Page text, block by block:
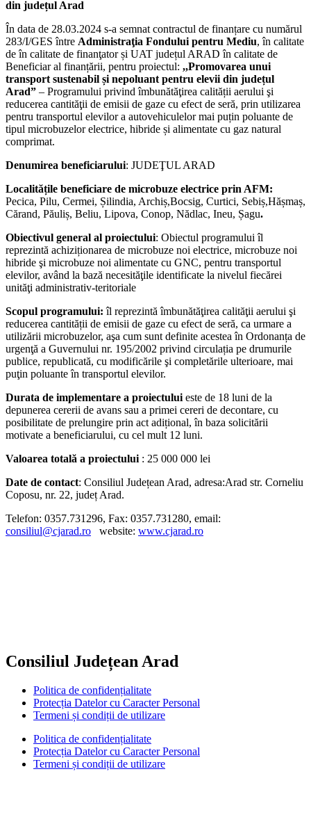
din județul Arad
În data de 28.03.2024 s-a semnat contractul de finanțare cu numărul
283/I/GES între Administraţia Fondului pentru Mediu, în calitate
de în calitate de finanţator și UAT județul ARAD în calitate de
Beneficiar al finanțării, pentru proiectul: ,,Promovarea unui
transport sustenabil și nepoluant pentru elevii din județul
Arad” – Programului privind îmbunătăţirea calității aerului şi
reducerea cantităţii de emisii de gaze cu efect de seră, prin utilizarea
pentru transportul elevilor a autovehiculelor mai puțin poluante de
tipul microbuzelor electrice, hibride și alimentate cu gaz natural
comprimat.
Denumirea beneficiarului: JUDEŢUL ARAD
Localitățile beneficiare de microbuze electrice prin AFM:
Pecica, Pilu, Cermei, Șilindia, Archiș,Bocsig, Curtici, Sebiș,Hășmaș,
Cărand, Păuliș, Beliu, Lipova, Conop, Nădlac, Ineu, Șagu.
Obiectivul general al proiectului: Obiectul programului îl
reprezintă achiziționarea de microbuze noi electrice, microbuze noi
hibride şi microbuze noi alimentate cu GNC, pentru transportul
elevilor, având la bază necesităţile identificate la nivelul fiecărei
unităţi administrativ-teritoriale
Scopul programului: îl reprezintă îmbunătăţirea calităţii aerului şi
reducerea cantității de emisii de gaze cu efect de seră, ca urmare a
utilizării microbuzelor, aşa cum sunt definite acestea în Ordonanța de
urgenţă a Guvernului nr. 195/2002 privind circulația pe drumurile
publice, republicată, cu modificările şi completările ulterioare, mai
puţin poluante în transportul elevilor.
Durata de implementare a proiectului este de 18 luni de la
depunerea cererii de avans sau a primei cereri de decontare, cu
posibilitate de prelungire prin act adițional, în baza solicitării
motivate a beneficiarului, cu cel mult 12 luni.
Valoarea totală a proiectului : 25 000 000 lei
Date de contact: Consiliul Județean Arad, adresa:Arad str. Corneliu
Coposu, nr. 22, județ Arad.
Telefon: 0357.731296, Fax: 0357.731280, email:
consiliul@cjarad.ro website: www.cjarad.ro
Consiliul Județean Arad
Politica de confidențialitate
Protecția Datelor cu Caracter Personal
Termeni și condiții de utilizare
Politica de confidențialitate
Protecția Datelor cu Caracter Personal
Termeni și condiții de utilizare